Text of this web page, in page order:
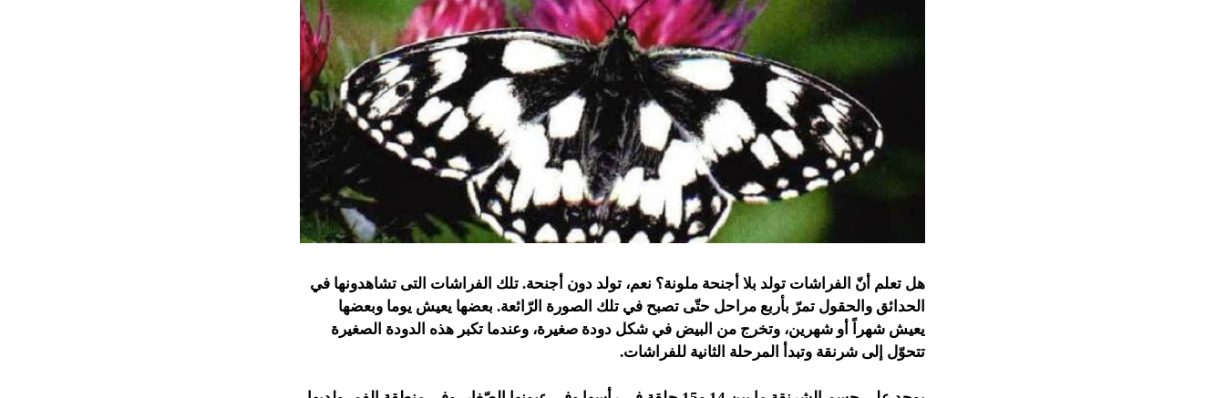
هل تعلم أنّ الفراشات تولد بلا أجنحة ملونة؟ نعم، تولد دون أجنحة. تلك الفراشات التى تشاهدونها في
الحدائق والحقول تمرّ بأربع مراحل حتّى تصبح في تلك الصورة الرّائعة. بعضها يعيش يوما وبعضها
يعيش شهراً أو شهرين، وتخرج من البيض في شكل دودة صغيرة، وعندما تكبر هذه الدودة الصغيرة
تتحوّل إلى شرنقة وتبدأ المرحلة الثانية للفراشات.